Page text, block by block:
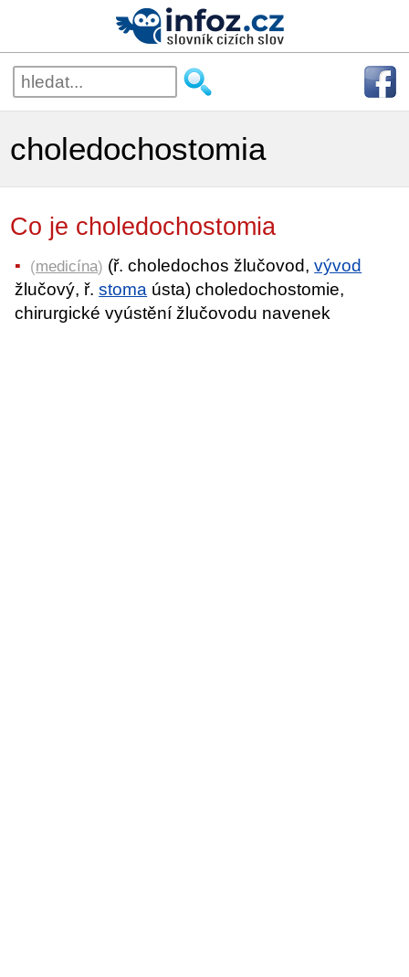
choledochostomia
Co je choledochostomia
(medicína) (ř. choledochos žlučovod,vývod
žlučový, ř.stoma ústa) choledochostomie,
chirurgické vyústění žlučovodu navenek